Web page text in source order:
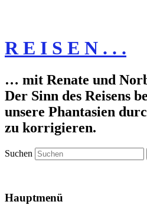
R E I S E N . . .
… mit Renate und
Der Sinn des Reisens
unsere Phantasien
zu korrigieren.
Suchen
Hauptmenü